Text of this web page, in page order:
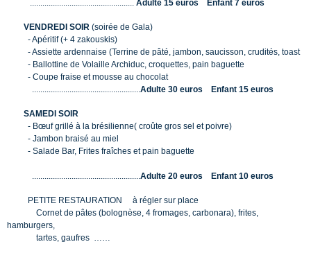
.................................................. Adulte 15 euros Enfant 7 euros
VENDREDI SOIR (soirée de Gala)
- Apéritif (+ 4 zakouskis)
- Assiette ardennaise (Terrine de pâté, jambon, saucisson, crudités, toast
- Ballottine de Volaille Archiduc, croquettes, pain baguette
- Coupe fraise et mousse au chocolat
....................................................Adulte 30 euros Enfant 15 euros
SAMEDI SOIR
- Bœuf grillé à la brésilienne( croûte gros sel et poivre)
- Jambon braisé au miel
- Salade Bar, Frites fraîches et pain baguette
....................................................Adulte 20 euros Enfant 10 euros
PETITE RESTAURATION à régler sur place
Cornet de pâtes (bolognèse, 4 fromages, carbonara), frites,
hamburgers,
tartes, gaufres ……